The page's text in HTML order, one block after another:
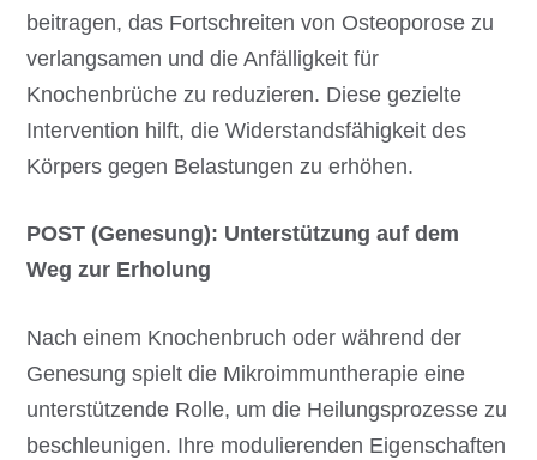
beitragen, das Fortschreiten von Osteoporose zu
verlangsamen und die Anfälligkeit für
Knochenbrüche zu reduzieren. Diese gezielte
Intervention hilft, die Widerstandsfähigkeit des
Körpers gegen Belastungen zu erhöhen.
POST (Genesung): Unterstützung auf dem
Weg zur Erholung
Nach einem Knochenbruch oder während der
Genesung spielt die Mikroimmuntherapie eine
unterstützende Rolle, um die Heilungsprozesse zu
beschleunigen. Ihre modulierenden Eigenschaften